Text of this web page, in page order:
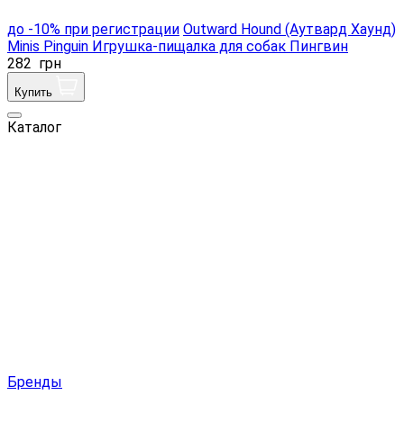
до -10% при регистрации Outward Hound (Аутвард Хаунд)
Minis Pinguin Игрушка-пищалка для собак Пингвин
282 грн
Купить
Каталог
Бренды